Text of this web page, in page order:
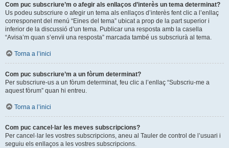
Com puc subscriure’m o afegir als enllaços d’interès un tema determinat?
Us podeu subscriure o afegir un tema als enllaços d’interès fent clic a l’enllaç
corresponent del menú “Eines del tema” ubicat a prop de la part superior i
inferior de la discussió d’un tema. Publicar una resposta amb la casella
“Avisa’m quan s’envïi una resposta” marcada també us subscriurà al tema.
Torna a l’inici
Com puc subscriure’m a un fòrum determinat?
Per subscriure-us a un fòrum determinat, feu clic a l’enllaç “Subscriu-me a
aquest fòrum” quan hi entreu.
Torna a l’inici
Com puc cancel·lar les meves subscripcions?
Per cancel·lar les vostres subscripcions, aneu al Tauler de control de l’usuari i
seguiu els enllaços a les vostres subscripcions.